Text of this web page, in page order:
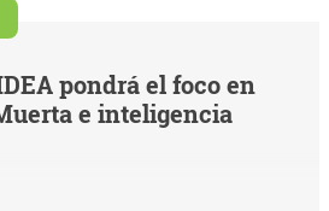
pondrá el foco en
e inteligencia